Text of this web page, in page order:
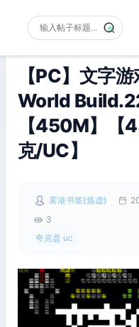
【PC】文字
World
【450M】【
克/UC】
雾港书签(炼虚)
3
夸克盘 uc